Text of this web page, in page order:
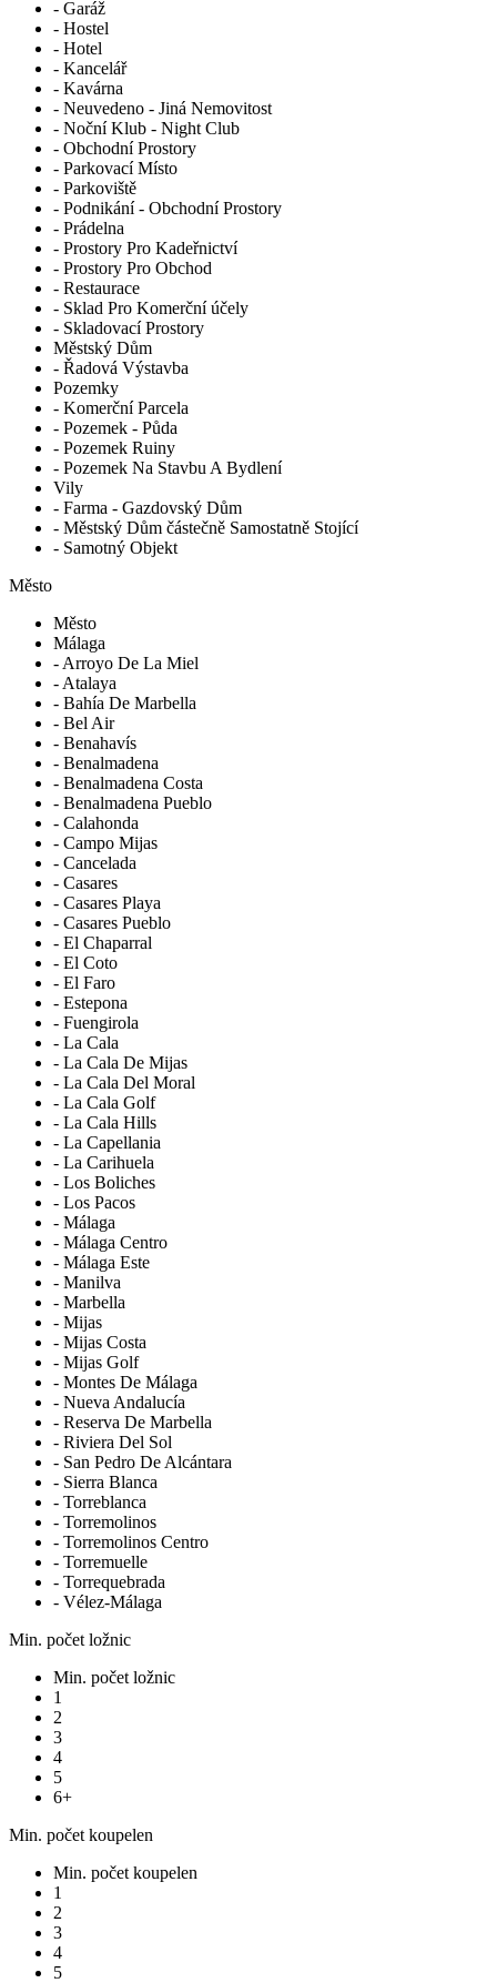
- Garáž
- Hostel
- Hotel
- Kancelář
- Kavárna
- Neuvedeno - Jiná Nemovitost
- Noční Klub - Night Club
- Obchodní Prostory
- Parkovací Místo
- Parkoviště
- Podnikání - Obchodní Prostory
- Prádelna
- Prostory Pro Kadeřnictví
- Prostory Pro Obchod
- Restaurace
- Sklad Pro Komerční účely
- Skladovací Prostory
Městský Dům
- Řadová Výstavba
Pozemky
- Komerční Parcela
- Pozemek - Půda
- Pozemek Ruiny
- Pozemek Na Stavbu A Bydlení
Vily
- Farma - Gazdovský Dům
- Městský Dům částečně Samostatně Stojící
- Samotný Objekt
Město
Město
Málaga
- Arroyo De La Miel
- Atalaya
- Bahía De Marbella
- Bel Air
- Benahavís
- Benalmadena
- Benalmadena Costa
- Benalmadena Pueblo
- Calahonda
- Campo Mijas
- Cancelada
- Casares
- Casares Playa
- Casares Pueblo
- El Chaparral
- El Coto
- El Faro
- Estepona
- Fuengirola
- La Cala
- La Cala De Mijas
- La Cala Del Moral
- La Cala Golf
- La Cala Hills
- La Capellania
- La Carihuela
- Los Boliches
- Los Pacos
- Málaga
- Málaga Centro
- Málaga Este
- Manilva
- Marbella
- Mijas
- Mijas Costa
- Mijas Golf
- Montes De Málaga
- Nueva Andalucía
- Reserva De Marbella
- Riviera Del Sol
- San Pedro De Alcántara
- Sierra Blanca
- Torreblanca
- Torremolinos
- Torremolinos Centro
- Torremuelle
- Torrequebrada
- Vélez-Málaga
Min. počet ložnic
Min. počet ložnic
1
2
3
4
5
6+
Min. počet koupelen
Min. počet koupelen
1
2
3
4
5